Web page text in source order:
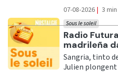
07-08-2026 | 3
Ecouter
Radio
madrileña
Sous le soleil
Sangria, tinto
Julien plongent